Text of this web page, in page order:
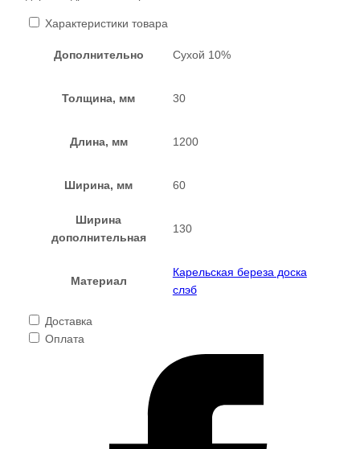
Характеристики товара
Дополнительно Сухой 10%
Толщина, мм 30
Длина, мм 1200
Ширина, мм 60
Ширина
дополнительная
130
Материал
Карельская береза доска
слэб
Доставка
Оплата